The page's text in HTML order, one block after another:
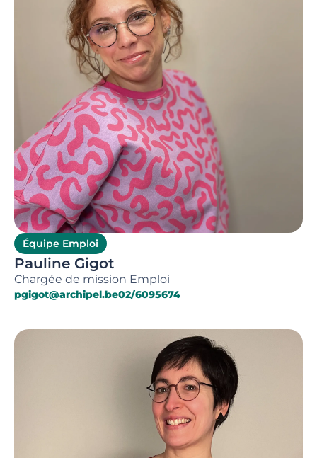
Équipe Emploi
Pauline Gigot
Chargée de mission Emploi
pgigot@archipel.be02/6095674